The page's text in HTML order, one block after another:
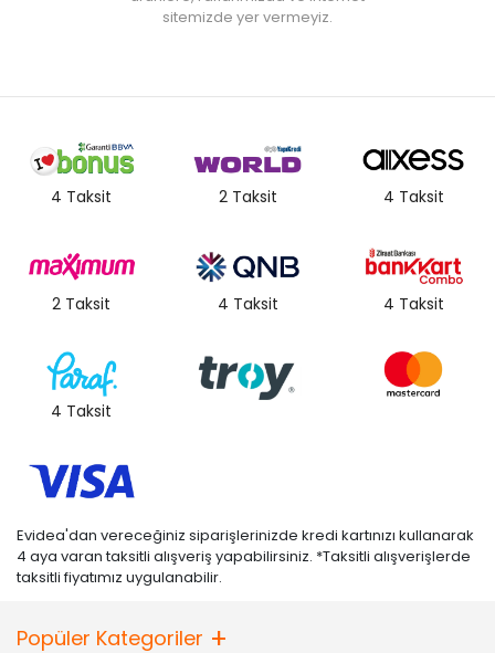
sitemizde yer vermeyiz.
4 Taksit 2 Taksit 4 Taksit
2 Taksit 4 Taksit 4 Taksit
4 Taksit
Evidea'dan vereceğiniz siparişlerinizde kredi kartınızı kullanarak
4 aya varan taksitli alışveriş yapabilirsiniz. *Taksitli alışverişlerde
taksitli fiyatımız uygulanabilir.
Popüler Kategoriler